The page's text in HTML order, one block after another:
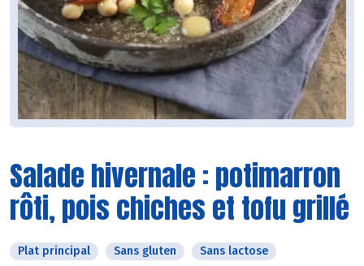
Salade hivernale : potimarron
rôti, pois chiches et tofu grillé
Plat principal Sans gluten
Sans lactose